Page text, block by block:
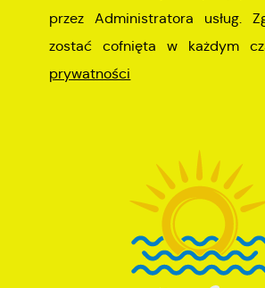
przez Administratora usług.
zostać cofnięta w każdym
prywatności